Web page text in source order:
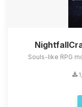
Souls-like RPG